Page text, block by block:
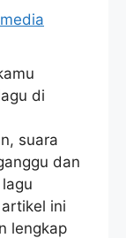
di
suara
dan
ini
lengkap